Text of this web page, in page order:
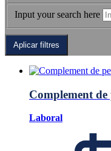
Input your search here
Complement
Laboral